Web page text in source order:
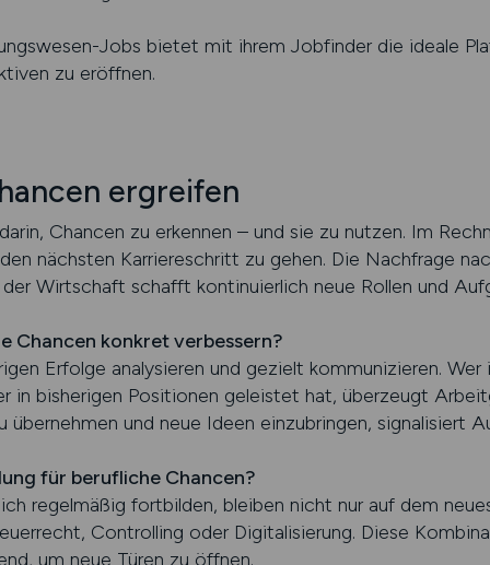
Jobs bietet mit ihrem Jobfinder die ideale
zu eröffnen.
ergreifen
Chancen zu erkennen – und sie zu nutzen. Im
nächsten Karriereschritt zu gehen. Die Nachfrage
Wirtschaft schafft kontinuierlich neue Rollen und
Chancen konkret verbessern?
Erfolge analysieren und gezielt kommunizieren.
in bisherigen Positionen geleistet hat, überzeugt
und neue Ideen einzubringen, signalisiert
für berufliche Chancen?
regelmäßig fortbilden, bleiben nicht nur auf dem
Controlling oder Digitalisierung. Diese
um neue Türen zu öffnen.